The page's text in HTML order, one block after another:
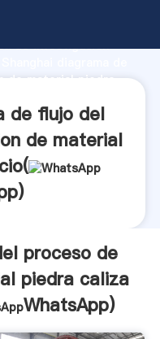
de investigación
de material piedra
de flujo del
de material
)
proceso de
piedra caliza
WhatsApp)